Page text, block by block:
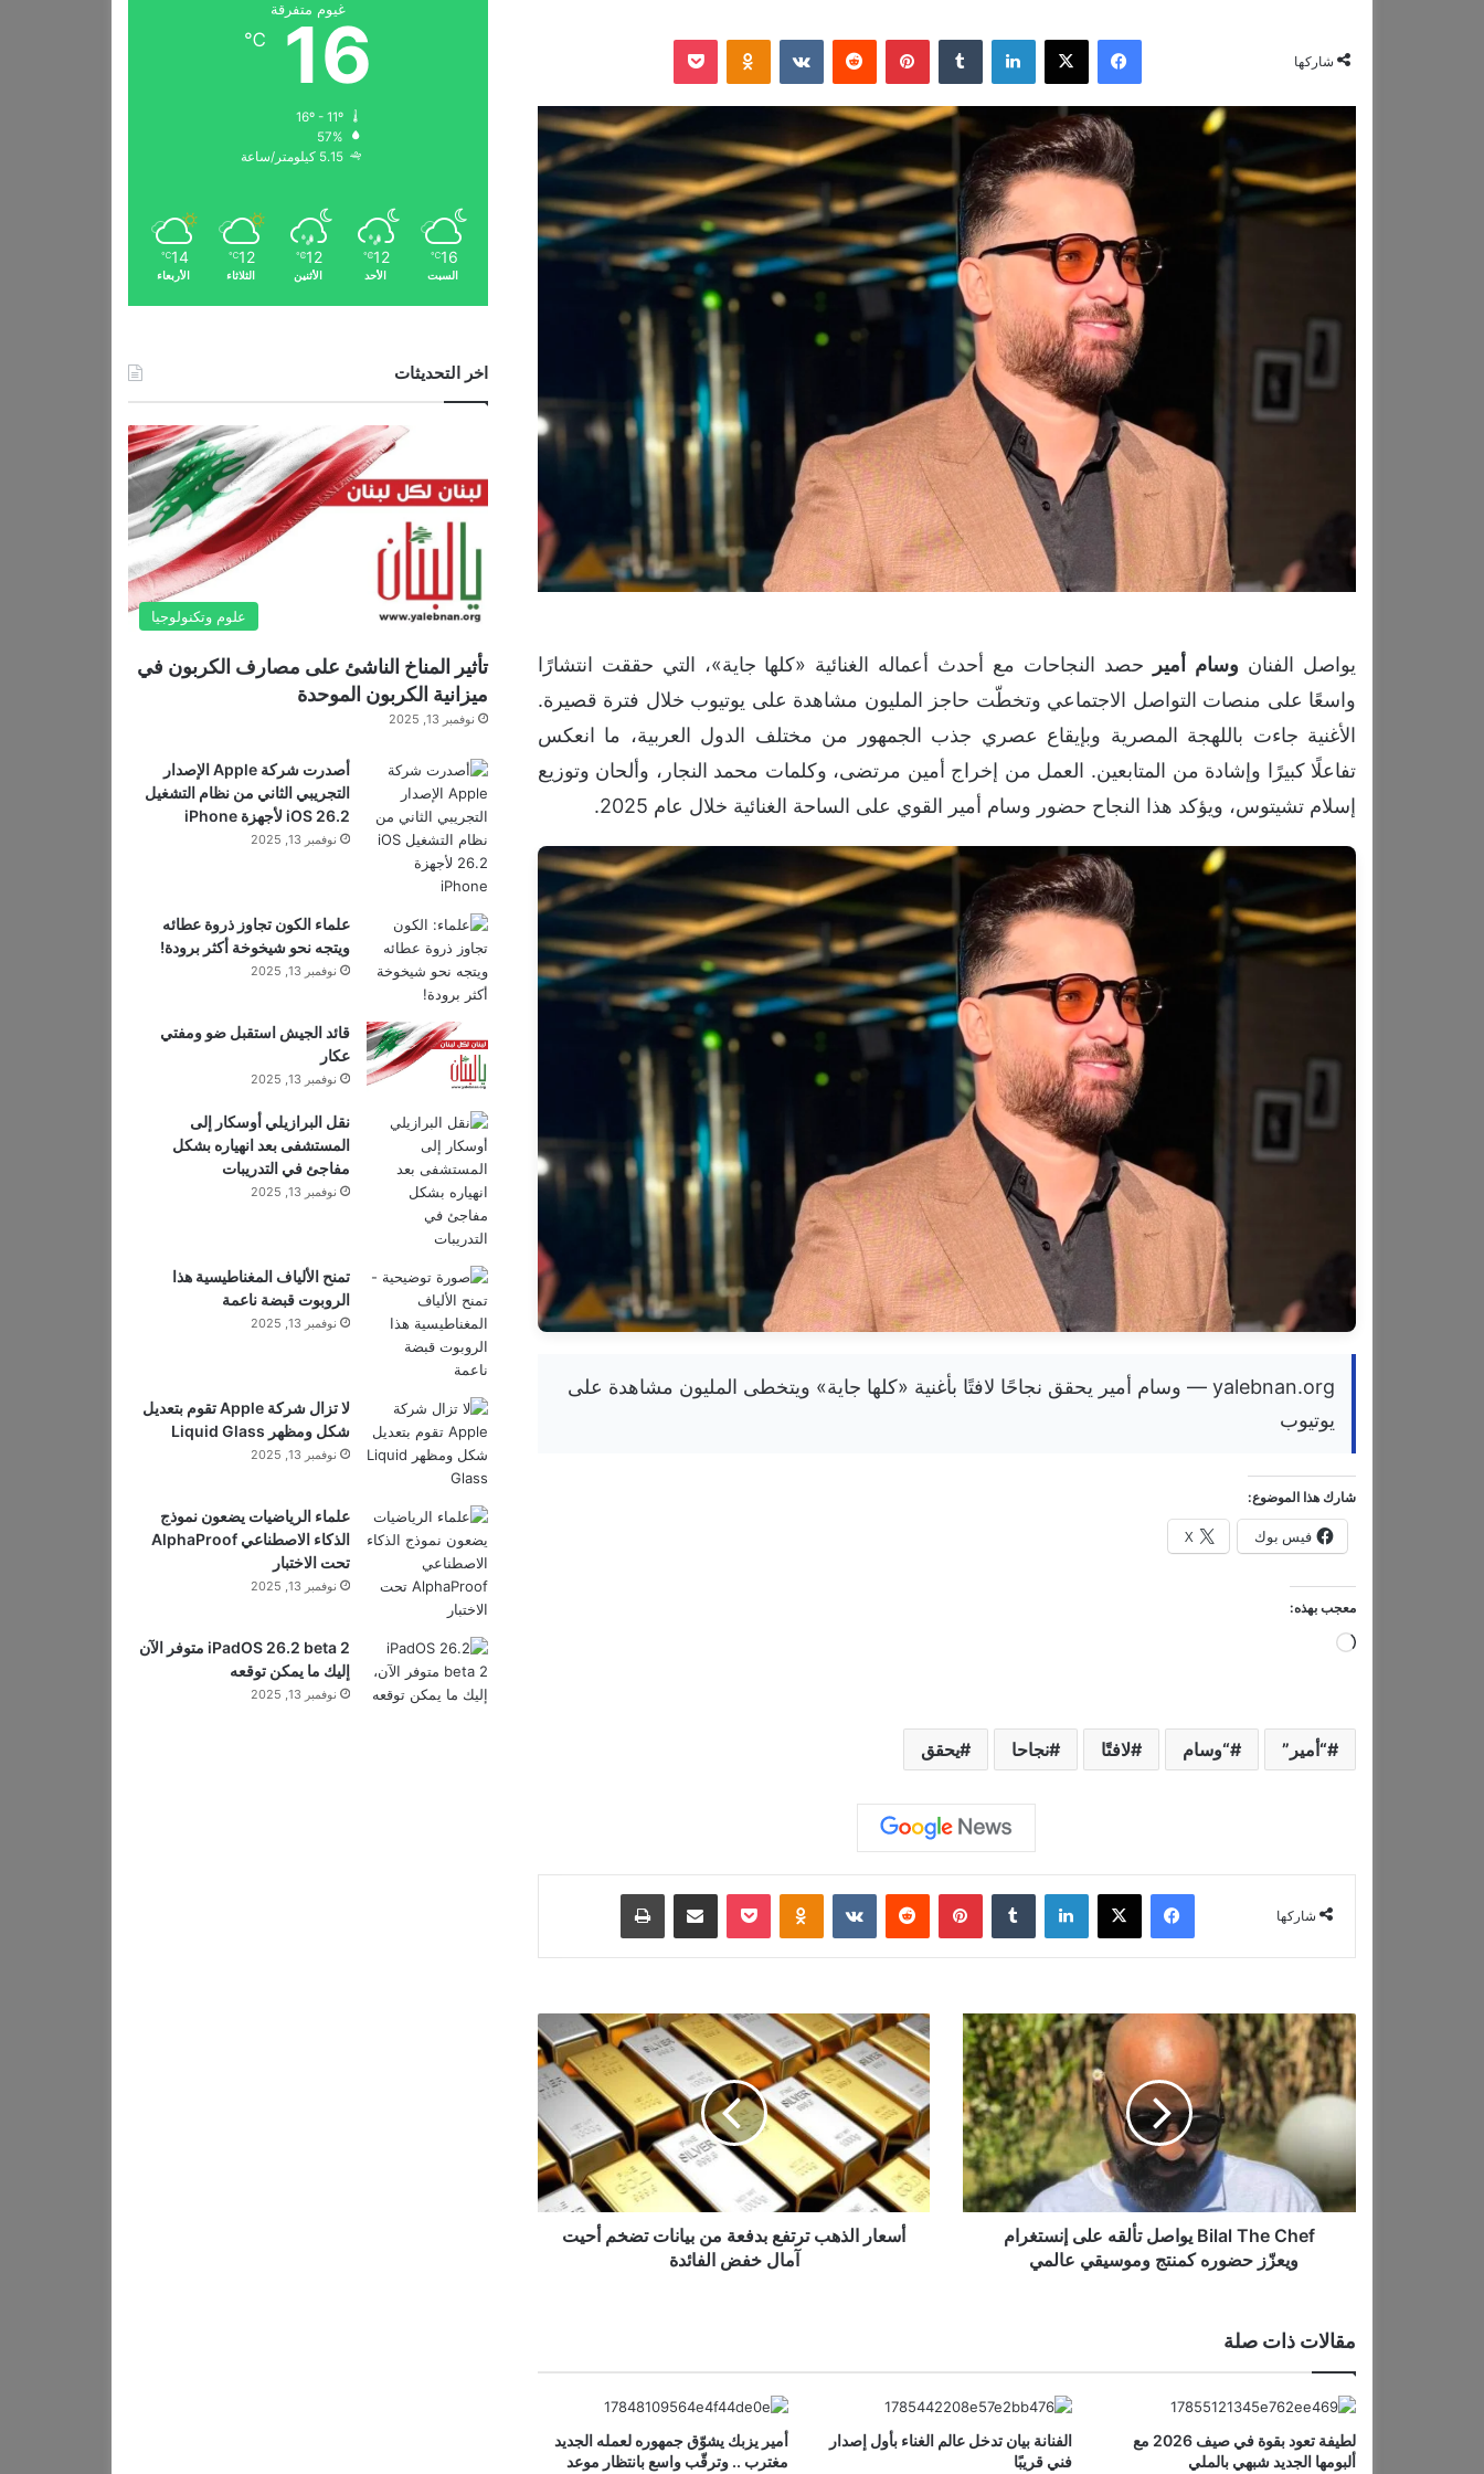
شاركها
فيسبوك ‫X لينكدإن بينتيريست ‏VKontakte
يواصل الفنان وسام أمير
حصد النجاحات مع أحدث أعماله الغنائية «كلها جاية»، التي حققت انتشارًا
واسعًا على منصات التواصل الاجتماعي وتخطّت حاجز المليون مشاهدة على يوتيوب خلال فترة قصيرة.
الأغنية جاءت باللهجة المصرية وبإيقاع عصري جذب الجمهور من مختلف الدول العربية، ما انعكس
تفاعلًا كبيرًا وإشادة من المتابعين. العمل من إخراج أمين مرتضى، وكلمات محمد النجار، وألحان وتوزيع
إسلام تشيتوس، ويؤكد هذا النجاح حضور وسام أمير القوي على الساحة الغنائية خلال عام 2025.
yalebnan.org — وسام أمير يحقق نجاحًا لافتًا بأغنية «كلها جاية» ويتخطى المليون مشاهدة على
يوتيوب
شارك هذا الموضوع:
فيس بوك X
معجب بهذه:
ج
ي
ا
ح
م
…
“أمير” “وسام لافتًا نجاحا يحقق
شاركها
فيسبوك ‫X لينكدإن بينتيريست ‏VKontakte
B
i
l
a
h
e
C
ا
ص
ل
ت
أ
ل
Bilal The Chef يواصل تألقه على إنستغرام
ويعزّز حضوره كمنتج وموسيقي عالمي
أ
س
ع
ا
ر
ا
ل
ذ
ه
ب
ع
أسعار الذهب ترتفع بدفعة من بيانات تضخم أحيت
آمال خفض الفائدة
مقالات ذات صلة
لطيفة تعود بقوة في صيف 2026 مع
ألبومها الجديد شبهي بالملي
الفنانة بيان تدخل عالم الغناء بأول إصدار
فني قريبًا
أمير يزبك يشوّق جمهوره لعمله الجديد
مغترب .. وترقّب واسع بانتظار موعد
غيوم متفرقة
16
℃
57%
5.15 كيلومتر/ساعة
16
℃
السبت
12
℃
الأحد
12
℃
الأثنين
12
℃
الثلاثاء
14
℃
الأربعاء
اخر التحديثات
علوم وتكنولوجيا
تأثير المناخ الناشئ على مصارف الكربون في
ميزانية الكربون الموحدة
نوفمبر 13, 2025
أصدرت شركة Apple الإصدار
التجريبي الثاني من نظام التشغيل
iOS 26.2 لأجهزة iPhone
نوفمبر 13, 2025
علماء الكون تجاوز ذروة عطائه
ويتجه نحو شيخوخة أكثر برودة!
نوفمبر 13, 2025
قائد الجيش استقبل ضو ومفتي
عكار
نوفمبر 13, 2025
نقل البرازيلي أوسكار إلى
المستشفى بعد انهياره بشكل
مفاجئ في التدريبات
نوفمبر 13, 2025
تمنح الألياف المغناطيسية هذا
الروبوت قبضة ناعمة
نوفمبر 13, 2025
لا تزال شركة Apple تقوم بتعديل
شكل ومظهر Liquid Glass
نوفمبر 13, 2025
علماء الرياضيات يضعون نموذج
الذكاء الاصطناعي AlphaProof
تحت الاختبار
نوفمبر 13, 2025
iPadOS 26.2 beta 2 متوفر الآن
إليك ما يمكن توقعه
نوفمبر 13, 2025